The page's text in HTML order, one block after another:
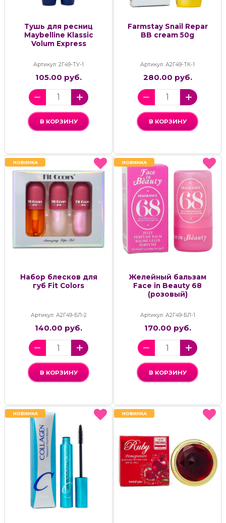
Тушь для ресниц
Maybelline Klassic
Volum Express
Артикул: 2Г49-ТУ-1
105.00 руб.
В КОРЗИНУ
Farmstay Snail Repar
BB cream 50g
Артикул: А2Г49-ТК-1
280.00 руб.
В КОРЗИНУ
НОВИНКА
Набор блесков для
губ Fit Colors
Артикул: А2Г49-БЛ-2
НОВИНКА
140.00 руб.
В КОРЗИНУ
НОВИНКА
Желейный бальзам
Face in Beauty 68
(розовый)
Артикул: А2Г49-БЛ-1
НОВИНКА
170.00 руб.
В КОРЗИНУ
НОВИНКА
НОВИНКА НОВИНКА
НОВИНКА